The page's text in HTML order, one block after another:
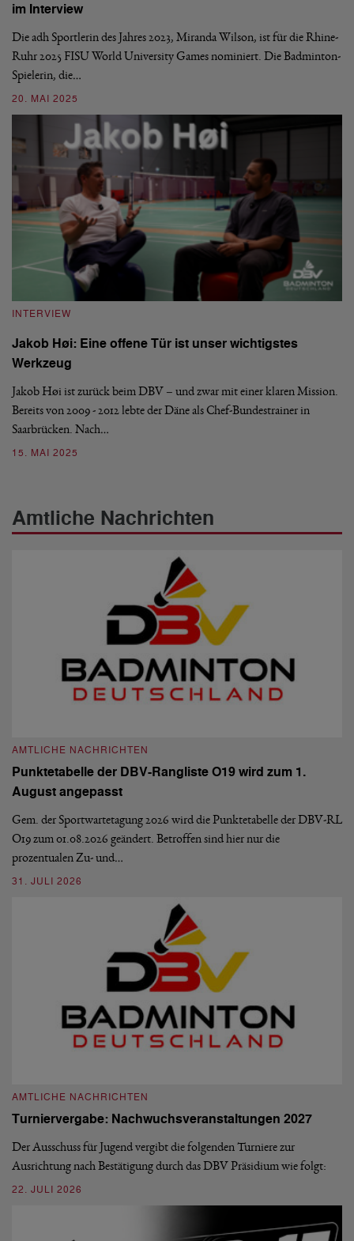
im Interview
Die adh Sportlerin des Jahres 2023, Miranda Wilson, ist für die Rhine-
Ruhr 2025 FISU World University Games nominiert. Die Badminton-
Spielerin, die…
20. MAI 2025
INTERVIEW
Jakob Høi: Eine offene Tür ist unser wichtigstes
Werkzeug
Jakob Høi ist zurück beim DBV – und zwar mit einer klaren Mission.
Bereits von 2009 - 2012 lebte der Däne als Chef-Bundestrainer in
Saarbrücken. Nach…
15. MAI 2025
Amtliche Nachrichten
AMTLICHE NACHRICHTEN
Punktetabelle der DBV-Rangliste O19 wird zum 1.
August angepasst
Gem. der Sportwartetagung 2026 wird die Punktetabelle der DBV-RL
O19 zum 01.08.2026 geändert. Betroffen sind hier nur die
prozentualen Zu- und…
31. JULI 2026
AMTLICHE NACHRICHTEN
Turniervergabe: Nachwuchsveranstaltungen 2027
Der Ausschuss für Jugend vergibt die folgenden Turniere zur
Ausrichtung nach Bestätigung durch das DBV Präsidium wie folgt:
22. JULI 2026